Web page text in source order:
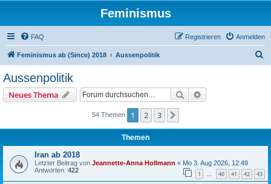
Feminismus
FAQ Anmelden
Registrieren
Feminismus ab (Since) 2018 Aussenpolitik
Aussenpolitik
Neues Thema Suche
54 Themen 1 2 3
Themen
Iran ab 2018
Letzter Beitrag von Jeannette-Anna Hollmann « Mo 3. Aug 2026, 12:49
Antworten: 422 1 … 40 41 42 43